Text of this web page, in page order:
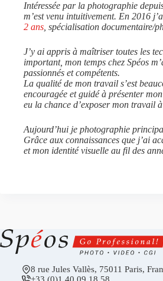
Intéressée par la photographie
m’est venu intuitivement. En 2016
2 ans , spécialisation documentaire/
J’y ai appris à maîtriser toutes les
important, mon temps chez Spéos
passionnés et compétents.
La qualité de mon travail s’est
encouragée et guidé à présenter
eu la chance d’exposer mon travail
Aujourd’hui je photographie
Grâce aux connaissances que j’ai
et mon identité visuelle au fil des
8 rue Jules Vallès, 75011 Paris,